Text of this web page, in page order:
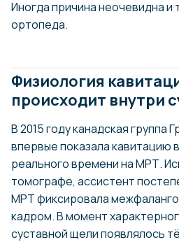
Иногда причина неочевидна и
ортопеда.
Физиология
происходит внутри
В 2015 году канадская группа
впервые показала кавитацию
реального времени на МРТ.
томографе, ассистент
МРТ фиксировала
кадром. В момент
суставной щели появлялось